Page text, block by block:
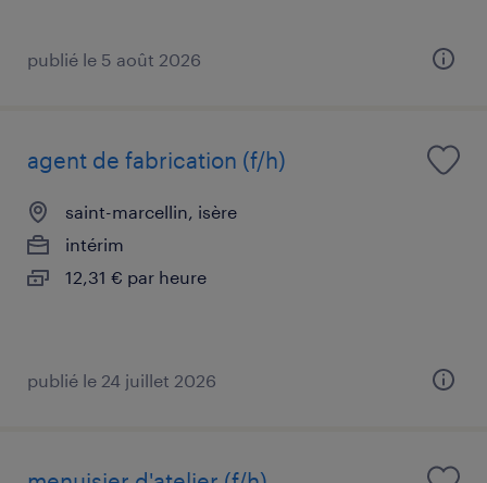
publié le 5 août 2026
agent de fabrication (f/h)
saint-marcellin, isère
intérim
12,31 € par heure
publié le 24 juillet 2026